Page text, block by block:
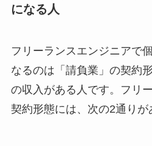
になる人
フリーランスエンジニアで
なるのは「請負業」の契約
の収入がある人です。フリ
契約形態には、次の2通りが